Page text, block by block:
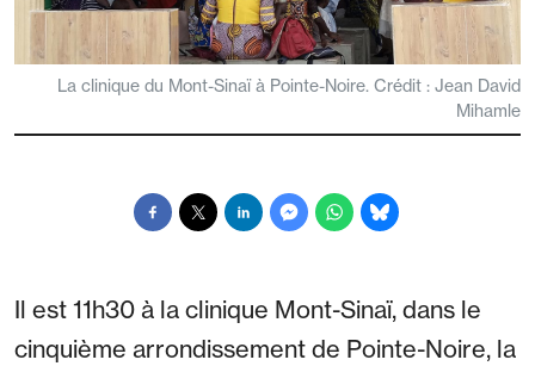
La clinique du Mont-Sinaï à Pointe-Noire. Crédit : Jean David
Mihamle
Il est 11h30 à la clinique Mont-Sinaï, dans le
cinquième arrondissement de Pointe-Noire, la